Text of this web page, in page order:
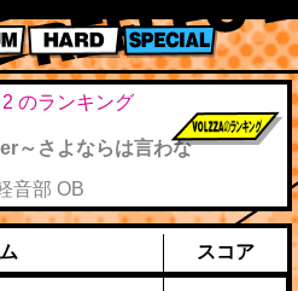
HARD SPECIAL
のランキング
前作までのス
～さよならは言わな
音部 OB
スコア